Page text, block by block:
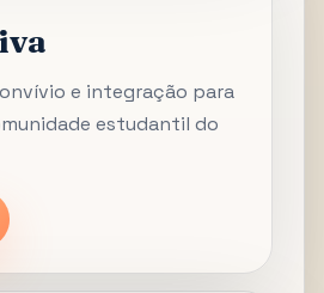
e integração para
estudantil do